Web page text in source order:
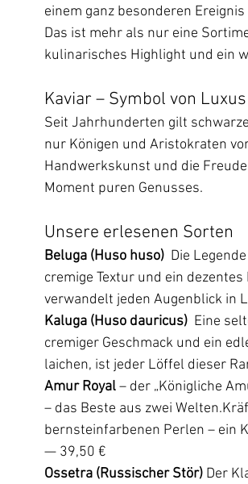
einem ganz besonderen
Das ist mehr als nur eine
kulinarisches Highlight und ein
Kaviar – Symbol von
Seit Jahrhunderten gilt
nur Königen und Aristokraten
Handwerkskunst und die
Moment puren Genusses.
Unsere erlesenen Sorten
Beluga (Huso huso) Die
cremige Textur und ein
verwandelt jeden Augenblick in
Kaluga (Huso dauricus) Eine
cremiger Geschmack und ein
laichen, ist jeder Löffel dieser
Amur Royal – der „Königliche
– das Beste aus zwei
bernsteinfarbenen Perlen – ein
— 39,50 €
Ossetra (Russischer Stör) Der